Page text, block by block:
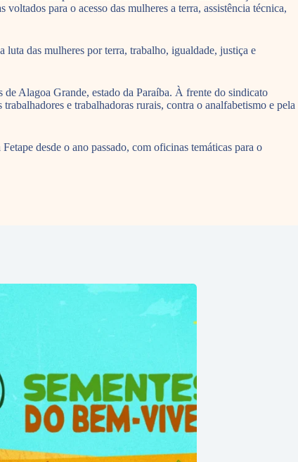
para o acesso das mulheres a terra, assistência técnica,
das mulheres por terra, trabalho, igualdade, justiça e
Alagoa Grande, estado da Paraíba. À frente do sindicato
e trabalhadoras rurais, contra o analfabetismo e pela
desde o ano passado, com oficinas temáticas para o